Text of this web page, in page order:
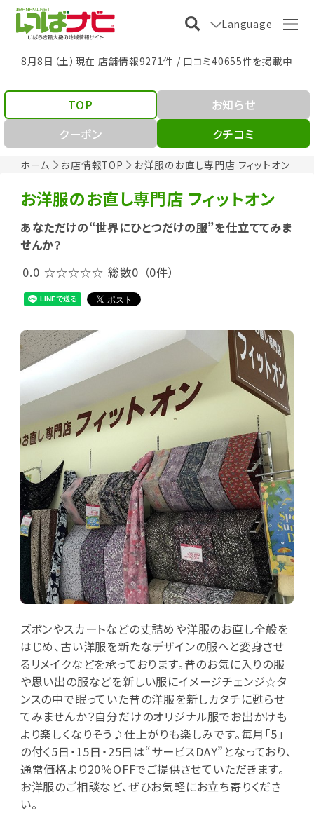
Language
8月8日（土）現在 店舗情報9271件 / 口コミ40655件を掲載中
ホーム お店情報TOP お洋服のお直し専門店 フィットオン
TOP
お知らせ
クーポン
クチコミ
お洋服のお直し専門店 フィットオン
あなただけの“世界にひとつだけの服”を仕立ててみま
せんか？
0.0 ☆☆☆☆☆ 総数0 （0件）
ズボンやスカートなどの丈詰めや洋服のお直し全般を
はじめ、古い洋服を新たなデザインの服へと変身させ
るリメイクなどを承っております。昔のお気に入りの服
や思い出の服などを新しい服にイメージチェンジ☆タ
ンスの中で眠っていた昔の洋服を新しカタチに甦らせ
てみませんか？自分だけのオリジナル服でお出かけも
より楽しくなりそう♪仕上がりも楽しみです。毎月「5」
の付く5日・15日・25日は“サービスDAY”となっており、
通常価格より20％OFFでご提供させていただきます。
お洋服のご相談など、ぜひお気軽にお立ち寄りくださ
い。